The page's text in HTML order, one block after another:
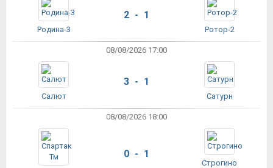
Родина-3
2 - 1
Ротор-2
08/08/2026 17:00
Салют
3 - 1
Сатурн
08/08/2026 18:00
0 - 1
Строгино